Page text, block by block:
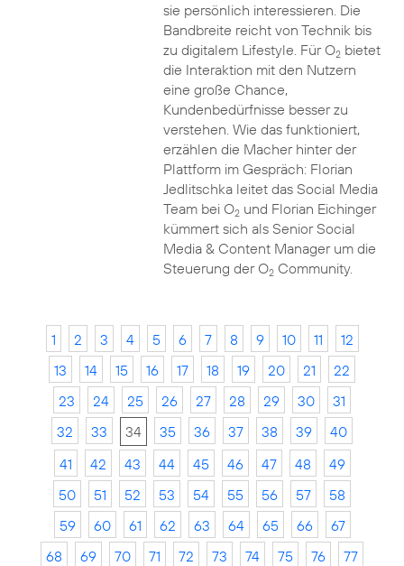
sie persönlich interessieren. Die
Bandbreite reicht von Technik bis
zu digitalem Lifestyle. Für O2bietet
die Interaktion mit den Nutzern
eine große Chance,
Kundenbedürfnisse besser zu
verstehen. Wie das funktioniert,
erzählen die Macher hinter der
Plattform im Gespräch: Florian
Jedlitschka leitet das Social Media
Team bei O2und Florian Eichinger
kümmert sich als Senior Social
Media & Content Manager um die
Steuerung der O2Community.
1 2 3 4 5 6 7 8 9 10 11
12
13
14 15 16 17 18 19 20 21
22
23
24 25 26 27 28 29 30
31
32
33 34 35 36 37 38 39
40
41
42 43 44 45 46 47 48
49
50
51 52 53 54 55 56 57
58
59
60 61 62 63 64 65 66
67
68
69 70 71 72 73 74 75 76
77